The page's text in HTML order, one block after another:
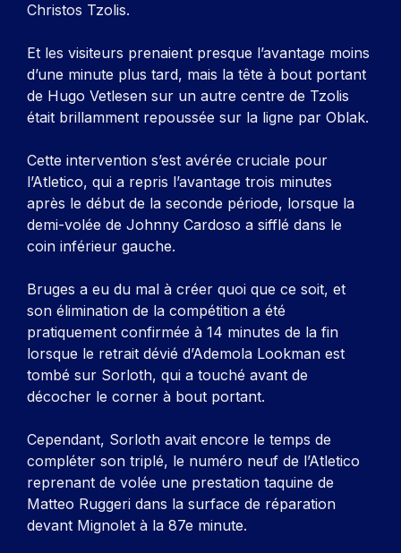
Christos Tzolis.
Et les visiteurs prenaient presque l’avantage moins
d’une minute plus tard, mais la tête à bout portant
de Hugo Vetlesen sur un autre centre de Tzolis
était brillamment repoussée sur la ligne par Oblak.
Cette intervention s’est avérée cruciale pour
l’Atletico, qui a repris l’avantage trois minutes
après le début de la seconde période, lorsque la
demi-volée de Johnny Cardoso a sifflé dans le
coin inférieur gauche.
Bruges a eu du mal à créer quoi que ce soit, et
son élimination de la compétition a été
pratiquement confirmée à 14 minutes de la fin
lorsque le retrait dévié d’Ademola Lookman est
tombé sur Sorloth, qui a touché avant de
décocher le corner à bout portant.
Cependant, Sorloth avait encore le temps de
compléter son triplé, le numéro neuf de l’Atletico
reprenant de volée une prestation taquine de
Matteo Ruggeri dans la surface de réparation
devant Mignolet à la 87e minute.